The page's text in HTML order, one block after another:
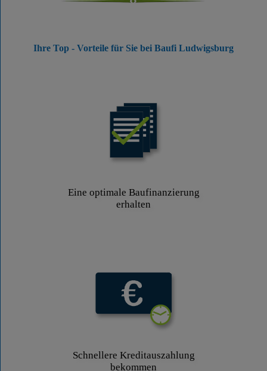
Ihre Top - Vorteile für Sie bei Baufi Ludwigsburg
Eine optimale Baufinanzierung
erhalten
Schnellere Kreditauszahlung
bekommen